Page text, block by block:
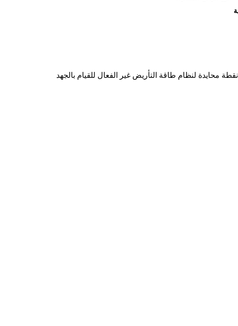
محول الجهد JSZW-10 لراتنج الإيبوكسي المصبوب ثلاثي الأطوار محول الجهد الداخلي للجهد المقنن AC 50 هرتز من 10kv نقطة محايدة لنظام طاقة التأريض غير الفعال للقيام بالجهد